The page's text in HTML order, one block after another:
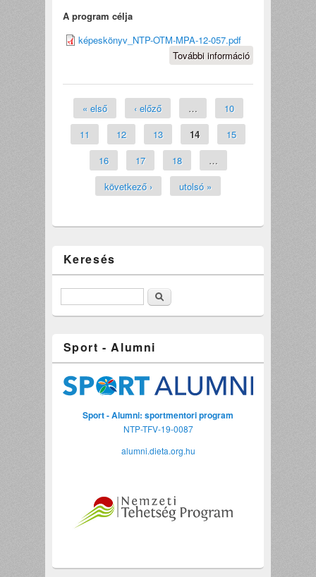
A program célja
képeskönyv_NTP-OTM-MPA-12-057.pdf
További információ
Oldalak
« első ‹ előző …
10
11
12 13 14
15
16
17 18
…
következő ›
utolsó »
Keresés
Keresés
Sport - Alumni
Sport - Alumni: sportmentori program
NTP-TFV-19-0087
alumni.dieta.org.hu